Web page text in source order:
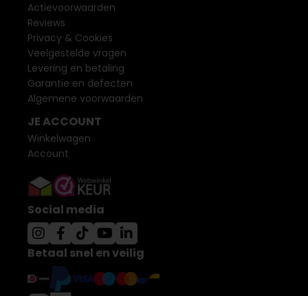
Actievoorwaarden
Reviews
Privacy & Cookies
Veelgestelde vragen
Levering en betaling
Garantie en defecten
Algemene voorwaarden
JE ACCOUNT
Winkelwagen
Account
Social media
Betaal snel en veilig